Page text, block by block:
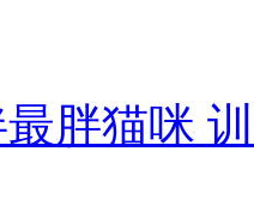
胖猫咪